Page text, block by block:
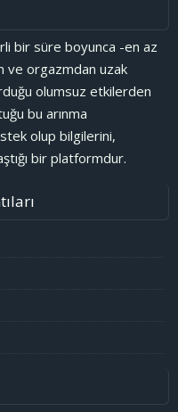
bir süre boyunca -en az
ve orgazmdan uzak
olumsuz etkilerden
bu arınma
olup bilgilerini,
bir platformdur.